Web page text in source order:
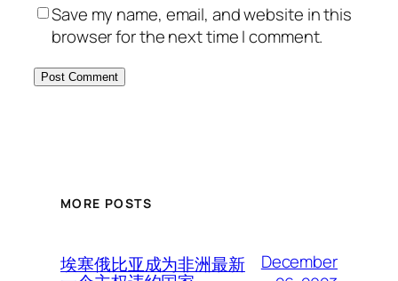
Save my name, email, and website in this
browser for the next time I comment.
MORE POSTS
埃塞俄比亚成为非洲最新
December